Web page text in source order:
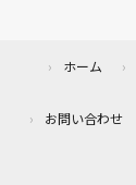
ホーム
お問い合わせ